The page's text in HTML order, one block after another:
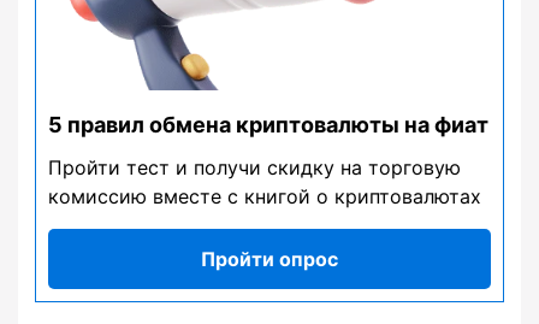
5 правил обмена криптовалюты на фиат
Пройти тест и получи скидку на торговую
комиссию вместе с книгой о криптовалютах
Пройти опрос